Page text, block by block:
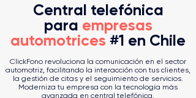
Central telefónica
para empresas
automotrices #1 en Chile
ClickFono revoluciona la comunicación en el sector
automotriz, facilitando la interacción con tus clientes,
la gestión de citas y el seguimiento de servicios.
Moderniza tu empresa con la tecnología más
avanzada en central telefónica.